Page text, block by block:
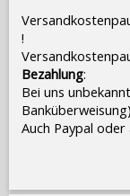
!
Bezahlung:
Bei uns
Auch Paypal